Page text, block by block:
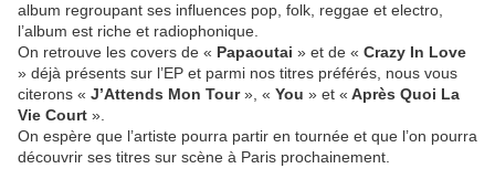
album regroupant ses influences pop, folk, reggae et electro,
l’album est riche et radiophonique.
On retrouve les covers de « Papaoutai » et de « Crazy In Love
» déjà présents sur l’EP et parmi nos titres préférés, nous vous
citerons « J’Attends Mon Tour», « You » et « Après Quoi La
Vie Court ».
On espère que l’artiste pourra partir en tournée et que l’on pourra
découvrir ses titres sur scène à Paris prochainement.